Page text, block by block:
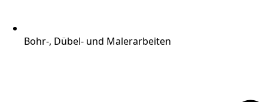
Bohr-, Dübel- und Malerarbeiten